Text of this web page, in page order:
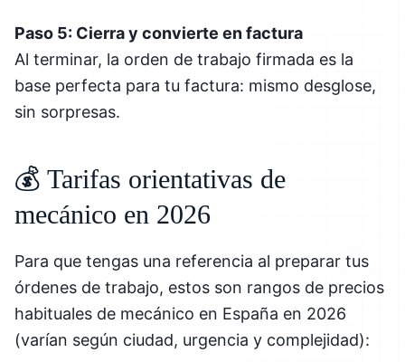
Paso 5: Cierra y convierte en factura
Al terminar, la orden de trabajo firmada es la
base perfecta para tu factura: mismo desglose,
sin sorpresas.
💰 Tarifas orientativas de
mecánico en 2026
Para que tengas una referencia al preparar tus
órdenes de trabajo, estos son rangos de precios
habituales de mecánico en España en 2026
(varían según ciudad, urgencia y complejidad):